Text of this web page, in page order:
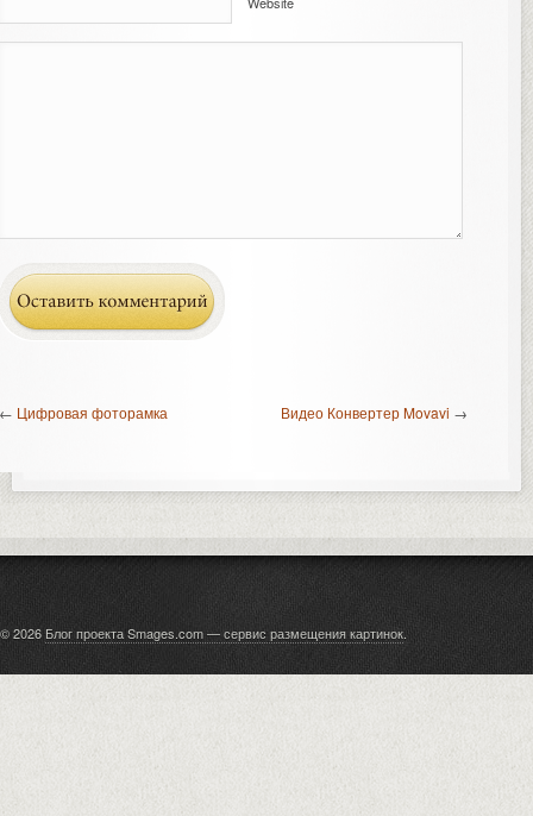
Цифровая фоторамка Видео Конвертер Movavi →
© 2026 Блог проекта Smages.com — сервис размещения картинок.